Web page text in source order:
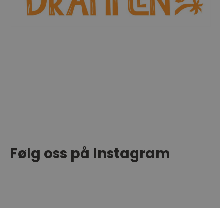
Følg oss på Instagram